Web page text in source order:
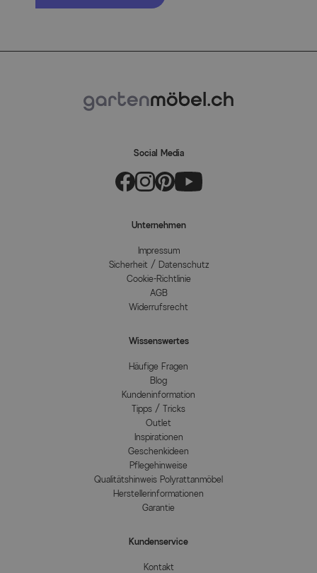
Social Media
Unternehmen
Impressum
Sicherheit / Datenschutz
Cookie-Richtlinie
AGB
Widerrufsrecht
Wissenswertes
Häufige Fragen
Blog
Kundeninformation
Tipps / Tricks
Outlet
Inspirationen
Geschenkideen
Pflegehinweise
Qualitätshinweis Polyrattanmöbel
Herstellerinformationen
Garantie
Kundenservice
Kontakt